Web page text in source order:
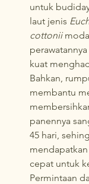
untuk
laut jenis
cottonii
kuat
Bahkan,
membantu
panennya
45 hari,
cepat untuk
Permintaan